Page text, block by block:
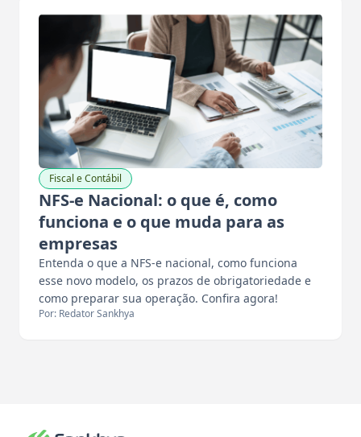
Fiscal e Contábil
NFS-e Nacional: o que é, como
funciona e o que muda para as
empresas
Entenda o que a NFS-e nacional, como funciona
esse novo modelo, os prazos de obrigatoriedade e
como preparar sua operação. Confira agora!
Por: Redator Sankhya